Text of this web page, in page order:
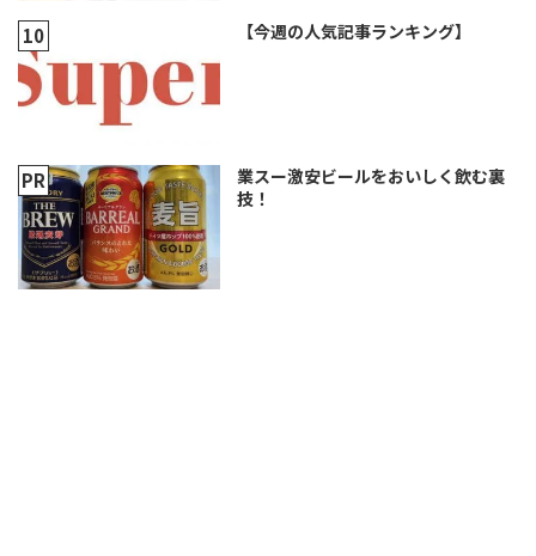
【今週の人気記事ランキング】
業スー激安ビールをおいしく飲む裏
技！